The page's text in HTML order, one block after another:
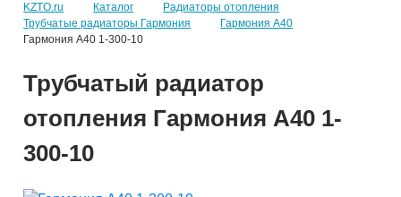
KZTO.ru Каталог
Радиаторы отопления
Трубчатые радиаторы Гармония
Гармония А40
Гармония А40 1-300-10
Трубчатый радиатор
отопления Гармония А40 1-
300-10